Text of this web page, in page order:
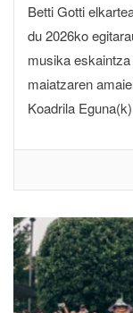
Betti Gotti
du 2026ko
musika
maiatzaren
Koadrila